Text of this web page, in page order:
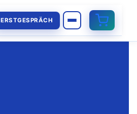
ERSTGESPRÄCH